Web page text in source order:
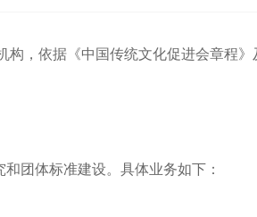
，依据《中国传统文化促进会章程》
团体标准建设。具体业务如下：